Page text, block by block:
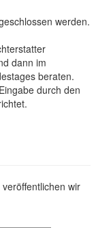
werden.
dann im
beraten.
durch den
wir